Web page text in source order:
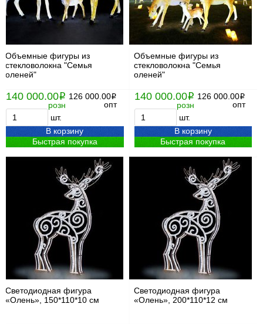
Объемные фигуры из
стекловолокна "Семья
оленей"
140 000.00i
розн
126 000.00i
опт
шт.
В корзину
Быстрая покупка
Объемные фигуры из
стекловолокна "Семья
оленей"
140 000.00i
розн
126 000.00i
опт
шт.
В корзину
Быстрая покупка
Светодиодная фигура
«Олень», 150*110*10 см
Светодиодная фигура
«Олень», 200*110*12 см